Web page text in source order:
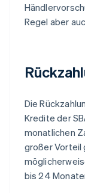
Regel aber
Die
Kredite der
monatlichen
großer Vorteil
bis 24